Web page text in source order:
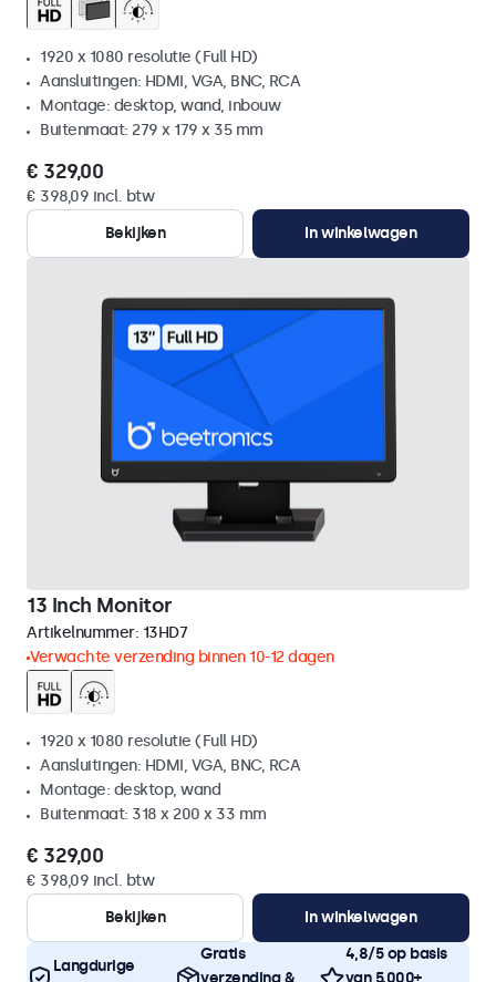
1920 x 1080 resolutie (Full HD)
Aansluitingen: HDMI, VGA, BNC, RCA
Montage: desktop, wand, inbouw
Buitenmaat: 279 x 179 x 35 mm
€ 329,00
€ 398,09 incl. btw
Bekijken
In winkelwagen
13 Inch Monitor
Artikelnummer: 13HD7
Verwachte verzending binnen 10-12 dagen
1920 x 1080 resolutie (Full HD)
Aansluitingen: HDMI, VGA, BNC, RCA
Montage: desktop, wand
Buitenmaat: 318 x 200 x 33 mm
€ 329,00
€ 398,09 incl. btw
Bekijken
In winkelwagen
Langdurige
Gratis
verzending &
4,8/5 op basis
van 5.000+